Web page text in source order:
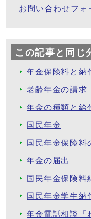
お問い合わせフォ
この記事と同じ
年金保険料と納
老齢年金の請求
年金の種類と給
国民年金
国民年金保険料
年金の届出
国民年金保険料
国民年金学生納
年金電話相談「